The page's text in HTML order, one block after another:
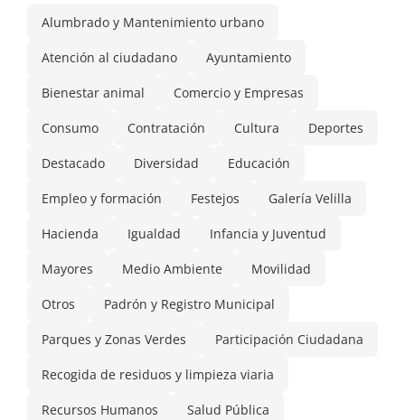
Alumbrado y Mantenimiento urbano
Atención al ciudadano Ayuntamiento
Bienestar animal Comercio y Empresas
Consumo Contratación Cultura Deportes
Destacado Diversidad Educación
Empleo y formación Festejos Galería Velilla
Hacienda Igualdad Infancia y Juventud
Mayores Medio Ambiente Movilidad
Otros Padrón y Registro Municipal
Parques y Zonas Verdes Participación Ciudadana
Recogida de residuos y limpieza viaria
Recursos Humanos Salud Pública